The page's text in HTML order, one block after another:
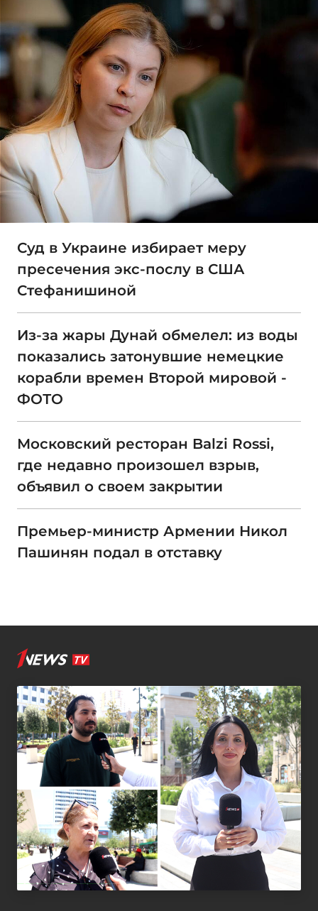
Суд в Украине избирает меру
пресечения экс-послу в США
Стефанишиной
Из-за жары Дунай обмелел: из воды
показались затонувшие немецкие
корабли времен Второй мировой -
ФОТО
Московский ресторан Balzi Rossi,
где недавно произошел взрыв,
объявил о своем закрытии
Премьер-министр Армении Никол
Пашинян подал в отставку